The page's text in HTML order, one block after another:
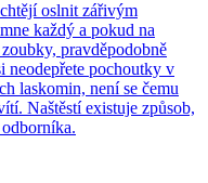
oslnit zářivým
každý a pokud na
pravděpodobně
neodepřete pochoutky v
laskomin, není se čemu
Naštěstí existuje způsob,